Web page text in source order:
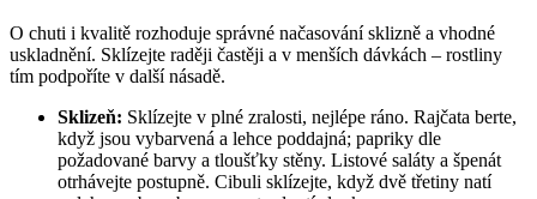
O chuti i kvalitě rozhoduje správné načasování sklizně a vhodné
uskladnění. Sklízejte raději častěji a v menších dávkách – rostliny
tím podpoříte v další násadě.
Sklizeň: Sklízejte v plné zralosti, nejlépe ráno. Rajčata berte,
když jsou vybarvená a lehce poddajná; papriky dle
požadované barvy a tloušťky stěny. Listové saláty a špenát
otrhávejte postupně. Cibuli sklízejte, když dvě třetiny natí